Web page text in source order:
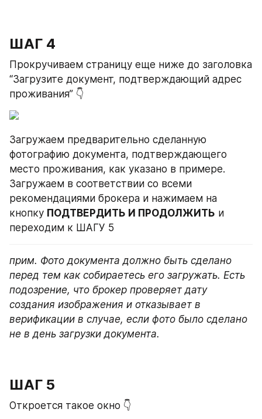
ШАГ 4
Прокручиваем страницу еще ниже до заголовка
“Загрузите документ, подтверждающий адрес
проживания” 👇
Загружаем предварительно сделанную
фотографию документа, подтверждающего
место проживания, как указано в примере.
Загружаем в соответствии со всеми
рекомендациями брокера и нажимаем на
кнопку ПОДТВЕРДИТЬ И ПРОДОЛЖИТЬ и
переходим к ШАГУ 5
прим. Фото документа должно быть сделано
перед тем как собираетесь его загружать. Есть
подозрение, что брокер проверяет дату
создания изображения и отказывает в
верификации в случае, если фото было сделано
не в день загрузки документа.
ШАГ 5
Откроется такое окно 👇